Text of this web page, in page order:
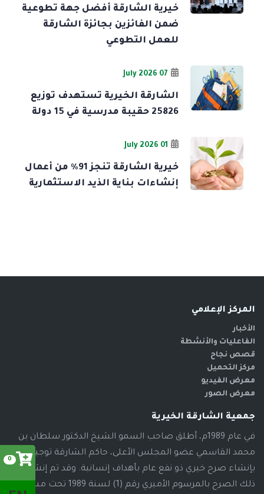
0
خيرية الشارقة أفضل جهة تطوعية
ضمن الفائزين بجائزة الشارقة
للعمل التطوعي
07 July 2026
الشارقة الخيرية تستهدف توزيع
25826 حقيبة مدرسية في 15 دولة
01 July 2026
خيرية الشارقة تنجز 91% من أعمال
إنشاءات بناية الذيد الاستثمارية
المركز الإعلامي
الأخبار
الفاعليات والأنشطة
قصص نجاح
مركز التحميل
معرض الفيديو
معرض الصور
جمعية الشارقة الخيرية
في عام 1989م، أطلق صاحب السمو الشيخ الدكتور سلطان بن
محمد القاسمي عضو المجلس الأعلى، حاكم الشارقة توجيهاته
بإنشاء صرح خيري ذو نفع عام بأهداف إنسانية. وقد تم إنشاء
ذلك الصرح بالمرسوم الأميري رقم (1) لسنة 1989 تحت مسمى